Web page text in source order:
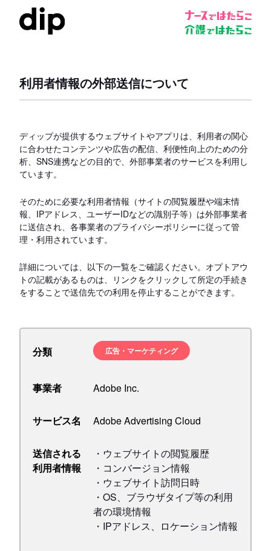
利用者情報の外部送信について
ディップが提供するウェブサイトやアプリは、利用者の関心
に合わせたコンテンツや広告の配信、利便性向上のための分
析、SNS連携などの目的で、外部事業者のサービスを利用し
ています。
そのために必要な利用者情報（サイトの閲覧履歴や端末情
報、IPアドレス、ユーザーIDなどの識別子等）は外部事業者
に送信され、各事業者のプライバシーポリシーに従って管
理・利用されています。
詳細については、以下の一覧をご確認ください。オプトアウ
トの記載があるものは、リンクをクリックして所定の手続き
をすることで送信先での利用を停止することができます。
分類 広告・マーケティング
事業者 Adobe Inc.
サービス名 Adobe Advertising Cloud
送信される
利用者情報
・ウェブサイトの閲覧履歴
・コンバージョン情報
・ウェブサイト訪問日時
・OS、ブラウザタイプ等の利用
者の環境情報
・IPアドレス、ロケーション情報